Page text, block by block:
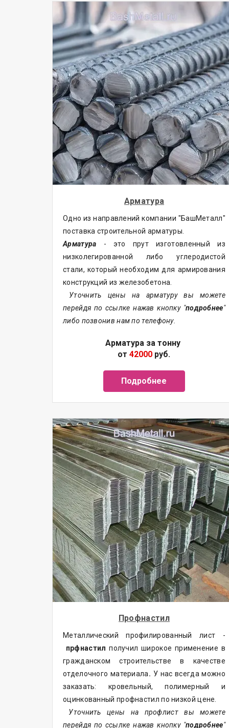
Арматура
Одно из направлений компании "БашМеталл"
поставка строительной арматуры.
Арматура - это прут изготовленный из
низколегированной либо углеродистой
стали, который необходим для армирования
конструкций из железобетона.
Уточнить цены на арматуру вы можете
перейдя по ссылке нажав кнопку "подробнее"
либо позвонив нам по телефону.
Арматура за тонну
от42000 руб.
Подробнее
Профнастил
Металлический профилированный лист -
прфнастил получил широкое применение в
гражданском строительстве в качестве
отделочного материала. У нас всегда можно
заказать: кровельный, полимерный и
оцинкованный профнастил по низкой цене.
Уточнить цены на профлист вы можете
перейдя по ссылке нажав кнопку "подробнее"